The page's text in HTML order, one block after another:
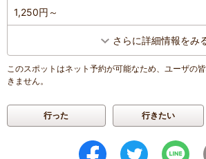
が、使いませんでした。
れば服が汚れないかと思います。
全体通して楽しかったです。ランチは食べず
トイレは外なので上着は脱ぎ着しやすいもの
混雑具合：普通
：3時間以上
2026年1月28日
1,250円～
さらに詳細情報をみ
このスポットはネット予約が可能なため、ユーザの
きません。
行った 行きたい